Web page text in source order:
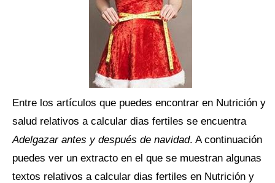
Entre los artículos que puedes encontrar en Nutrición y
salud relativos a calcular dias fertiles se encuentra
Adelgazar antes y después de navidad. A continuación
puedes ver un extracto en el que se muestran algunas
textos relativos a calcular dias fertiles en Nutrición y